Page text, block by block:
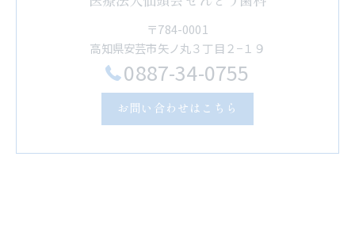
〒784-0001
高知県安芸市矢ノ丸３丁目２−１９
0887-34-0755
お問い合わせはこちら